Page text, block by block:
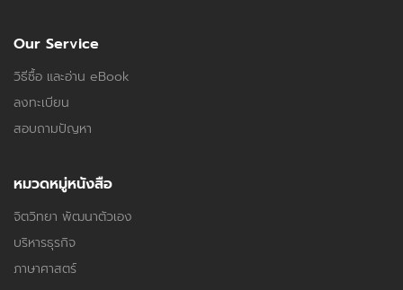
Our Service
วิธีซื้อ และอ่าน eBook
ลงทะเบียน
สอบถามปัญหา
หมวดหมู่หนังสือ
จิตวิทยา พัฒนาตัวเอง
บริหารธุรกิจ
ภาษาศาสตร์